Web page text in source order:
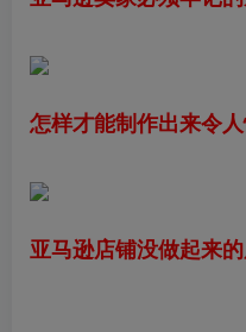
怎样才能制作出来令
亚马逊店铺没做起来